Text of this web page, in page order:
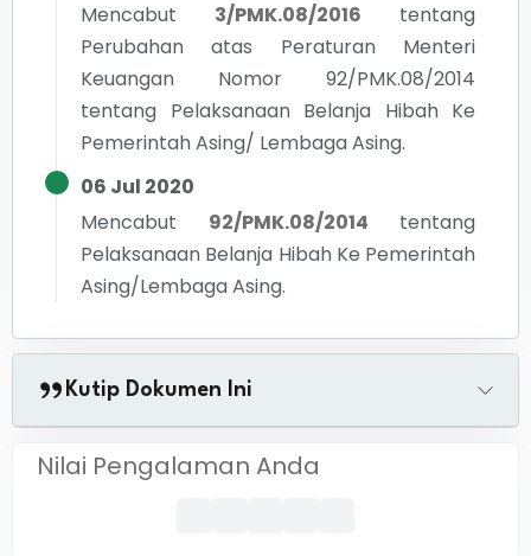
Mencabut
3/PMK.08/2016
tentang
Perubahan atas Peraturan Menteri
Keuangan Nomor 92/PMK.08/2014
tentang Pelaksanaan Belanja Hibah Ke
Pemerintah Asing/ Lembaga Asing.
06 Jul 2020
Mencabut
92/PMK.08/2014
tentang
Pelaksanaan Belanja Hibah Ke Pemerintah
Asing/Lembaga Asing.
Kutip Dokumen Ini
Nilai Pengalaman Anda